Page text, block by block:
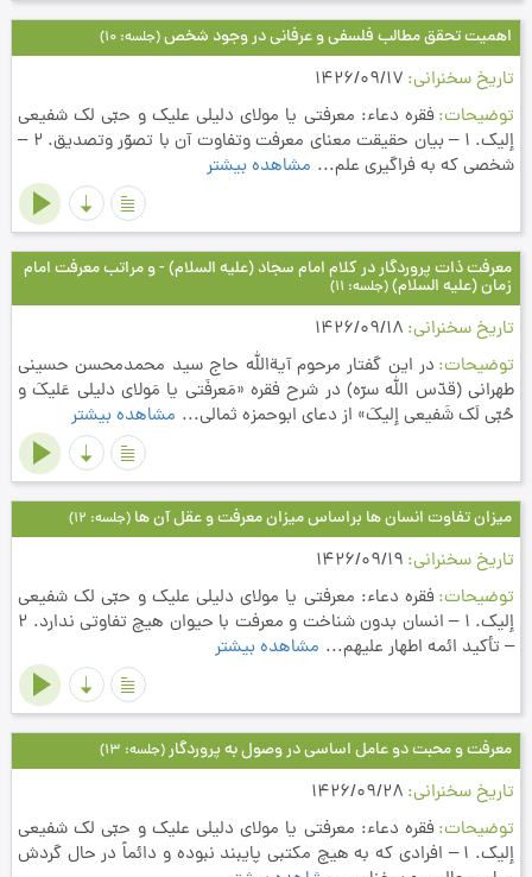
اهمیت تحقق مطالب فلسفی و عرفانی در وجود شخص(جلسه: 10)
تاریخ سخنرانی 1426/09/17
توضیحات فقره دعاء: معرفتي يا مولاي دليلي عليك و حبّي لك شفيعي
إليك. 1 – بیان حقیقت معنای معرفت وتفاوت آن با تصوّر وتصدیق. 2 –
شخصی که به فراگیری علم... مشاهده بیشتر
معرفت ذات پروردگار در کلام امام سجاد (علیه السلام) - و مراتب معرفت امام
زمان (علیه السلام)(جلسه: 11)
تاریخ سخنرانی 1426/09/18
توضیحات در این گفتار مرحوم آیةالله حاج سید محمدمحسن حسینی
طهرانی (قدّس الله سرّه) در شرح فقره «مَعرفَتی یا مَولای دلیلی عَلیکَ و
حُبّی لَک شَفیعی إلیکَ» از دعای ابوحمزه ثمالی... مشاهده بیشتر
میزان تفاوت انسان ها براساس میزان معرفت و عقل آن ها (جلسه: 12)
تاریخ سخنرانی 1426/09/19
توضیحات فقره دعاء: معرفتي يا مولاي دليلي عليك و حبّي لك شفيعي
إليك. 1 – انسان بدون شناخت و معرفت با حيوان هيچ تفاوتي ندارد. 2
– تأكيد ائمه اطهار عليهم... مشاهده بیشتر
معرفت و محبت دو عامل اساسی در وصول به پروردگار(جلسه: 13)
تاریخ سخنرانی 1426/09/28
توضیحات فقره دعاء: معرفتي يا مولاي دليلي عليك و حبّي لك شفيعي
إليك. 1 – افرادي كه به هيچ مكتبي پايبند نبوده و دائماً در حال گردش